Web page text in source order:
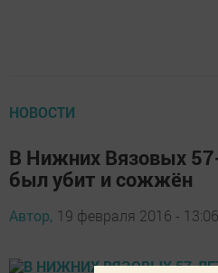
НОВОСТИ
В Нижних Вязовых
был убит и сожжён
Автор, 19 февраля 2016 - 13:06